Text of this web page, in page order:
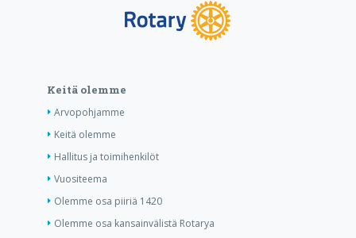
Keitä olemme
Arvopohjamme
Keitä olemme
Hallitus ja toimihenkilöt
Vuositeema
Olemme osa piiriä 1420
Olemme osa kansainvälistä Rotarya